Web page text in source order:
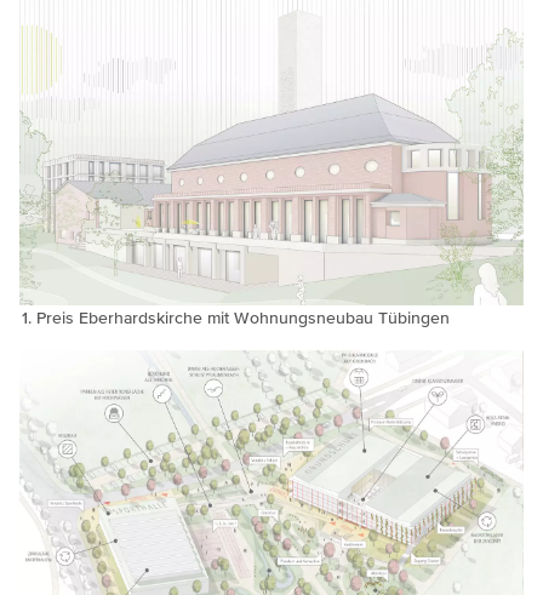
Preis Eberhardskirche mit Wohnungsneubau Tübingen